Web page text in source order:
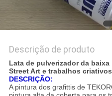
Descrição de produto
Lata de pulverizador da
Street Art e trabalhos
DESCRIÇÃO:
A pintura dos grafittis de